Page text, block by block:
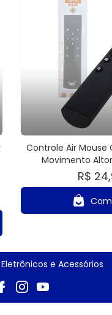
Controle Air Mouse
Movimento
R$
e Acessórios